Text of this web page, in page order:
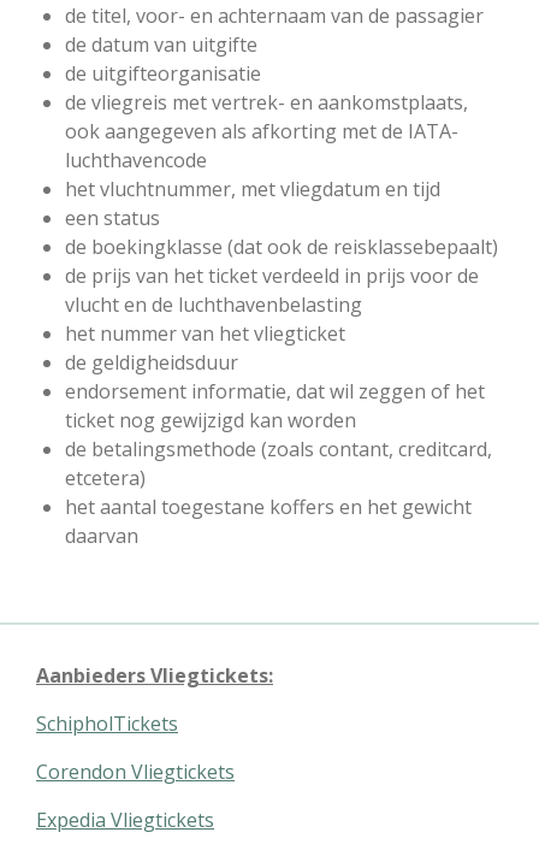
de titel, voor- en achternaam van de passagier
de datum van uitgifte
de uitgifteorganisatie
de vliegreis met vertrek- en aankomstplaats,
ook aangegeven als afkorting met de IATA-
luchthavencode
het vluchtnummer, met vliegdatum en tijd
een status
de boekingklasse (dat ook de reisklassebepaalt)
de prijs van het ticket verdeeld in prijs voor de
vlucht en de luchthavenbelasting
het nummer van het vliegticket
de geldigheidsduur
endorsement informatie, dat wil zeggen of het
ticket nog gewijzigd kan worden
de betalingsmethode (zoals contant, creditcard,
etcetera)
het aantal toegestane koffers en het gewicht
daarvan
Aanbieders Vliegtickets:
SchipholTickets
Corendon Vliegtickets
Expedia Vliegtickets